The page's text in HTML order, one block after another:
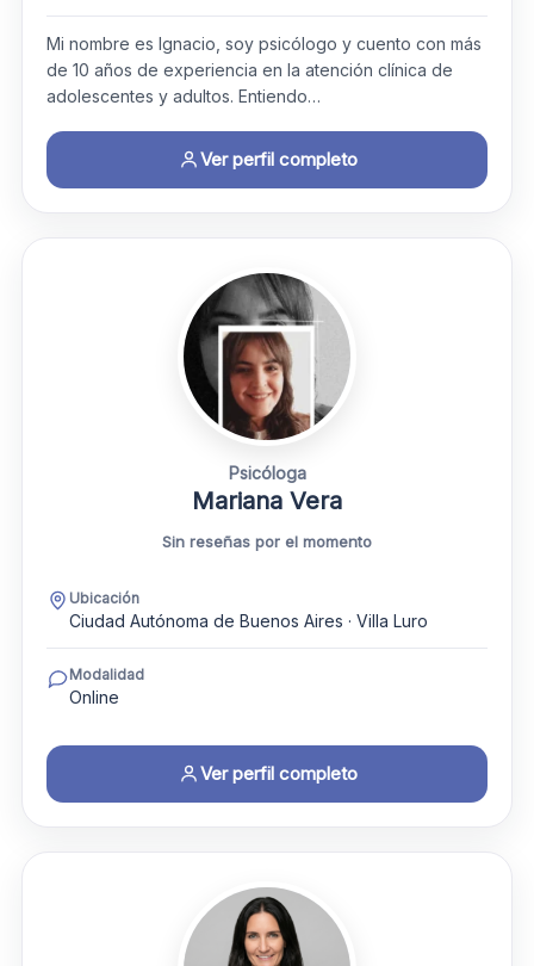
Mi nombre es Ignacio, soy psicólogo y cuento con más
de 10 años de experiencia en la atención clínica de
adolescentes y adultos. Entiendo…
Ver perfil completo
Psicóloga
Mariana Vera
Sin reseñas por el momento
Ubicación
Ciudad Autónoma de Buenos Aires · Villa Luro
Modalidad
Online
Ver perfil completo